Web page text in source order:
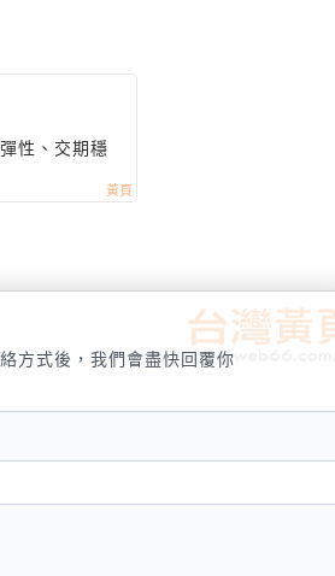
性、交期穩
方式後，我們會盡快回覆你